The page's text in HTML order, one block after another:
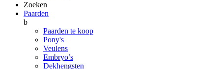
Zoeken
Paarden
b
Paarden te koop
Pony's
Veulens
Embryo’s
Dekhengsten